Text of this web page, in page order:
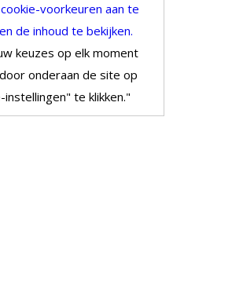
voorkeuren aan te
de inhoud te bekijken.
keuzes op elk moment
onderaan de site op
instellingen" te klikken."